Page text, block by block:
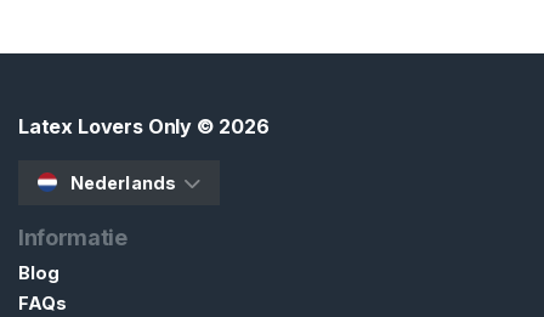
Latex Lovers Only © 2026
Nederlands
Informatie
Blog
FAQs
T
R
H
o